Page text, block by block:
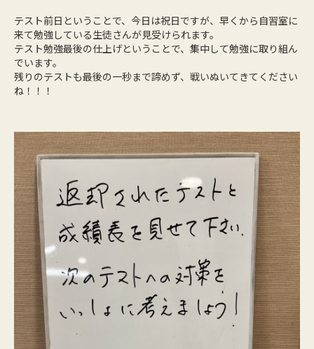
テスト前日ということで、今日は祝日ですが、早くから自習室に
来て勉強している生徒さんが見受けられます。
テスト勉強最後の仕上げということで、集中して勉強に取り組ん
でいます。
残りのテストも最後の一秒まで諦めず、戦いぬいてきてください
ね！！！